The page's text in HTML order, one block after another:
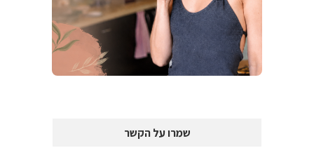
שמרו על הקשר